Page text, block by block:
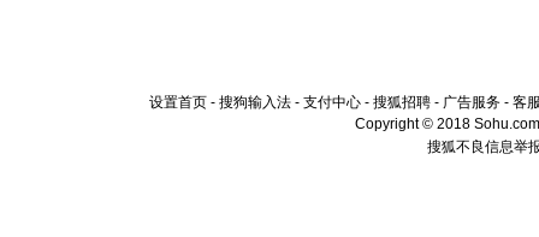
设置首页 - 搜狗输入法 - 支付中心 - 搜狐招聘 - 广告服务 - 客
Copyright © 2018
搜狐不良信息举